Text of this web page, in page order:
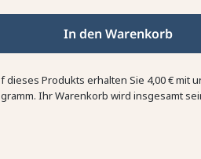
In den Warenkorb
dieses Produkts erhalten Sie 4,00 €mit
Ihr Warenkorb wird insgesamt